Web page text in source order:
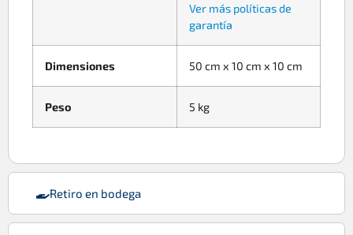
Retiro en bodega
Ver más políticas de
garantía
Dimensiones 50 cm x 10 cm x 10 cm
Peso 5 kg